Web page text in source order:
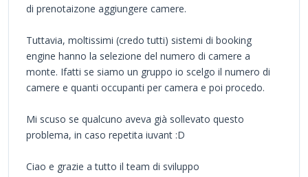
di prenotaizone aggiungere camere.
Tuttavia, moltissimi (credo tutti) sistemi di booking
engine hanno la selezione del numero di camere a
monte. Ifatti se siamo un gruppo io scelgo il numero di
camere e quanti occupanti per camera e poi procedo.
Mi scuso se qualcuno aveva già sollevato questo
problema, in caso repetita iuvant :D
Ciao e grazie a tutto il team di sviluppo